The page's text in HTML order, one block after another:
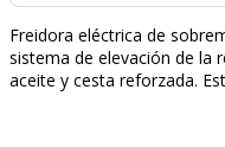
Freidora eléctrica de
sistema de elevación de la
aceite y cesta reforzada.